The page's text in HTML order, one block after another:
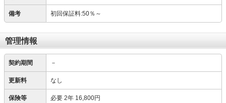
備考 初回保証料:50％～
管理情報
契約期間 －
更新料 なし
保険等 必要 2年 16,800円